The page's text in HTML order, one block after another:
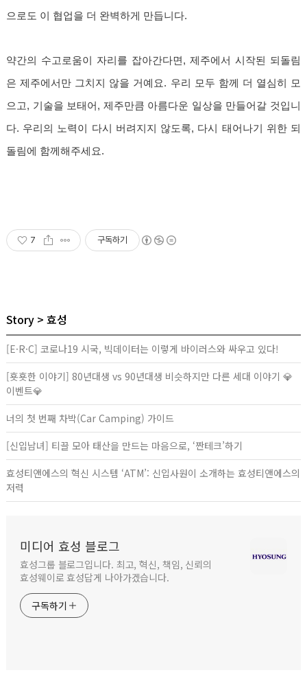
으로도 이 협업을 더 완벽하게 만듭니다.
약간의 수고로움이 자리를 잡아간다면, 제주에서 시작된 되돌림
은 제주에서만 그치지 않을 거예요. 우리 모두 함께 더 열심히 모
으고, 기술을 보태어, 제주만큼 아름다운 일상을 만들어갈 것입니
다. 우리의 노력이 다시 버려지지 않도록, 다시 태어나기 위한 되
돌림에 함께해주세요.
7 구독하기
Story 효성
[E·R·C] 코로나19 시국, 빅데이터는 이렇게 바이러스와 싸우고 있다!
[횻횻한 이야기] 80년대생 vs 90년대생 비슷하지만 다른 세대 이야기 💎
이벤트💎
너의 첫 번째 차박(Car Camping) 가이드
[신입남녀] 티끌 모아 태산을 만드는 마음으로, ‘짠테크’하기
효성티앤에스의 혁신 시스템 ‘ATM’: 신입사원이 소개하는 효성티앤에스의
저력
미디어 효성 블로그
효성그룹 블로그입니다. 최고, 혁신, 책임, 신뢰의
효성웨이로 효성답게 나아가겠습니다.
구독하기